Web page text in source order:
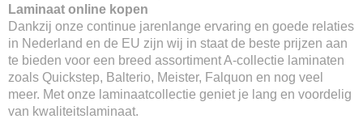
Laminaat online kopen
Dankzij onze continue jarenlange ervaring en goede relaties
in Nederland en de EU zijn wij in staat de beste prijzen aan
te bieden voor een breed assortiment A-collectie laminaten
zoals Quickstep, Balterio, Meister, Falquon en nog veel
meer. Met onze laminaatcollectie geniet je lang en voordelig
van kwaliteitslaminaat.